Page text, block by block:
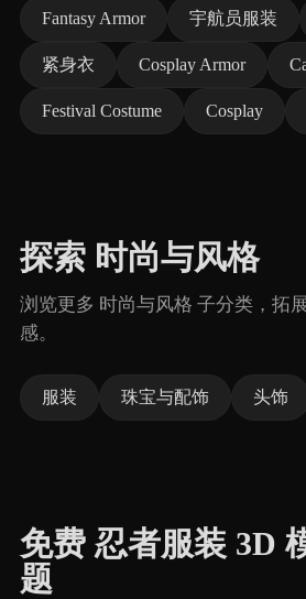
Fantasy Armor 宇航员服装
紧身衣 Cosplay Armor
Festival Costume Cosplay
探索 时尚与风格
浏览更多 时尚与风格 子分类，拓
感。
服装 珠宝与配饰 头饰
免费 忍者服装 3D
题